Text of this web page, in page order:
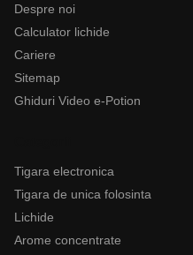
Despre noi
Calculator lichide
Cariere
Sitemap
Ghiduri Video e-Potion
Tigara electronica
Tigara de unica folosinta
Lichide
Arome concentrate